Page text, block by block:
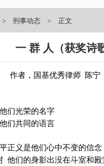
刑事动态 > 正文
一 群 人（获奖诗
作者，国基优秀律师 陈宁
们光荣的名字
们共同的语言
正义是他们心中不变的信念
他们的身影出没在斗室和殿